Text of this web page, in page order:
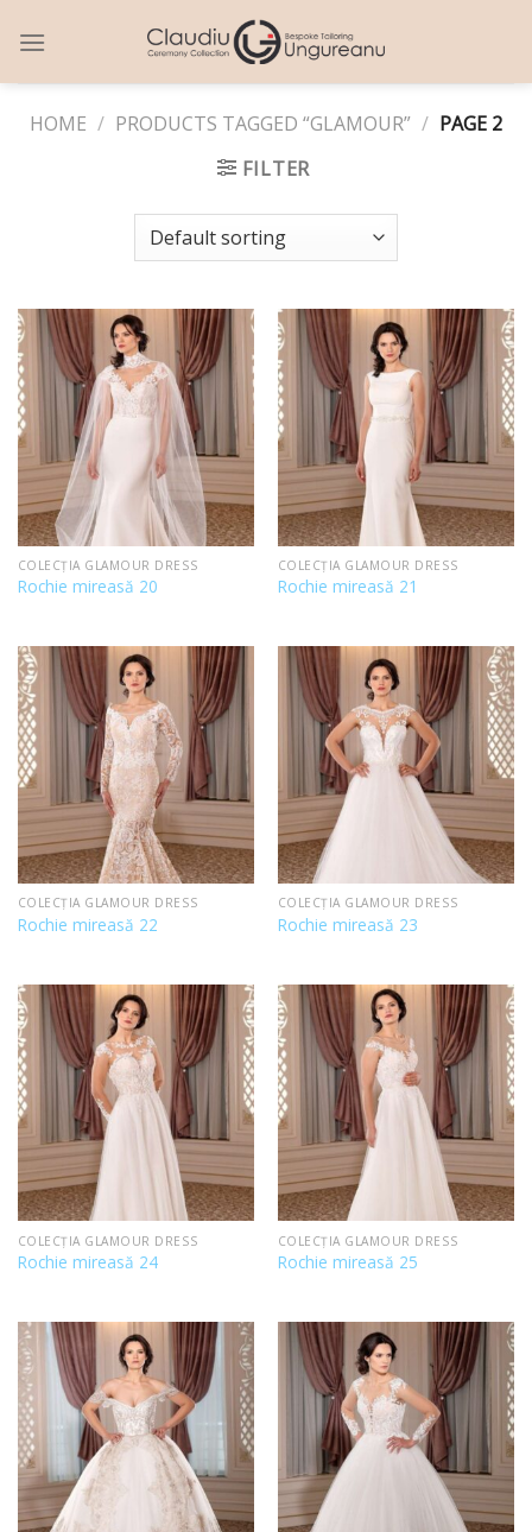
HOME / PRODUCTS TAGGED “GLAMOUR” / PAGE 2
FILTER
COLECȚIA GLAMOUR DRESS
Rochie mireasă 20
COLECȚIA GLAMOUR DRESS
Rochie mireasă 21
COLECȚIA GLAMOUR DRESS
Rochie mireasă 22
COLECȚIA GLAMOUR DRESS
Rochie mireasă 23
COLECȚIA GLAMOUR DRESS
Rochie mireasă 24
COLECȚIA GLAMOUR DRESS
Rochie mireasă 25